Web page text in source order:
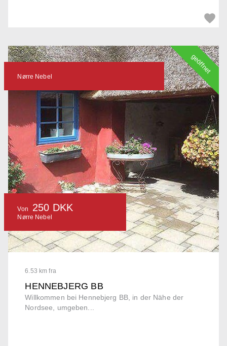
6.53 km fra
HENNEBJERG BB
Willkommen bei Hennebjerg BB, in der Nähe der
Nordsee, umgeben...
Nørre Nebel
Von 250 DKK
Nørre Nebel
geöffnet